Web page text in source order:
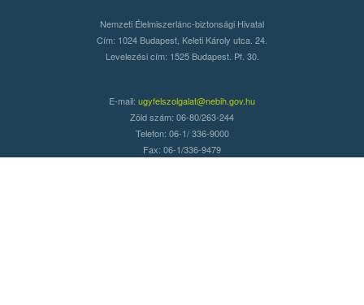
Nemzeti Élelmiszerlánc-biztonsági Hivatal
Cím: 1024 Budapest, Keleti Károly utca. 24.
Levelezési cím: 1525 Budapest. Pf. 30.
E-mail: ugyfelszolgalat@nebih.gov.hu
Zöld szám: 06-80/263-244
Telefon: 06-1/ 336-9000
Fax: 06-1/336-9479